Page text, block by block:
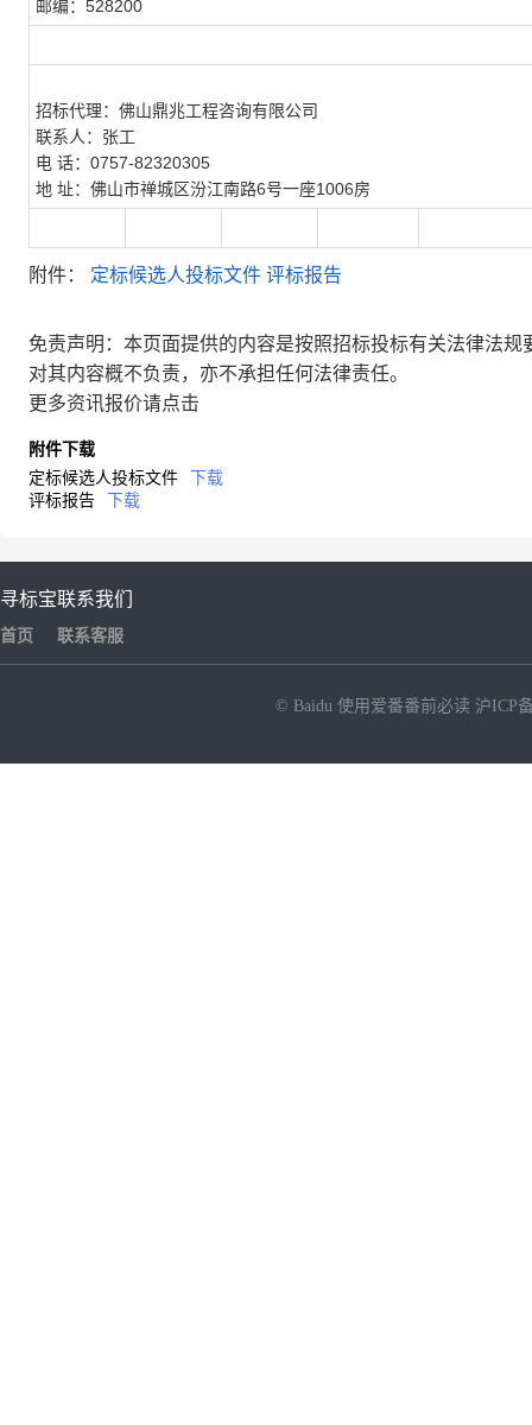
邮编：528200
招标代理：佛山鼎兆工程咨询有限公司
联系人：张工
电 话：0757-82320305
地 址：佛山市禅城区汾江南路6号一座1006房
附件： 定标候选人投标文件 评标报告
免责声明：本页面提供的内容是按照招标投标有关法律法
对其内容概不负责，亦不承担任何法律责任。
更多资讯报价请点击
附件下载
定标候选人投标文件
下载
评标报告
下载
寻标宝
首页
联系我们
联系客服
© Baidu 使用爱番番前必读 沪ICP